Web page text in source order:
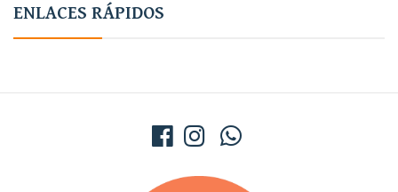
ENLACES RÁPIDOS